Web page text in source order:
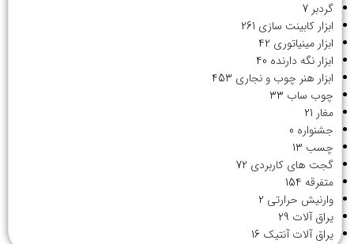
گردبر 7
ابزار کابینت سازی 261
ابزار مینیاتوری 42
ابزار نگه دارنده 40
ابزار هنر چوب و نجاری 453
چوب ساب 33
مغار 21
جشنواره 0
چسب 13
گجت های کاربردی 72
متفرقه 154
وارنیش حرارتی 2
یراق آلات 29
یراق آلات آنتیک 16